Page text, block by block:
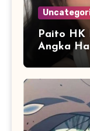
Paito HK
Angka